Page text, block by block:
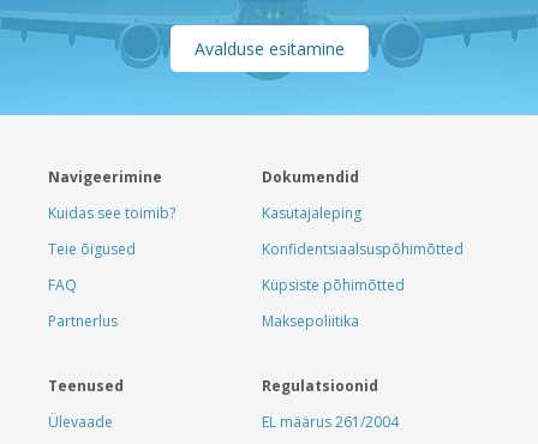
Avalduse esitamine
Navigeerimine
Kuidas see toimib?
Teie õigused
FAQ
Partnerlus
Dokumendid
Kasutajaleping
Konfidentsiaalsuspõhimõtted
Küpsiste põhimõtted
Maksepoliitika
Teenused
Ülevaade
Regulatsioonid
EL määrus 261/2004